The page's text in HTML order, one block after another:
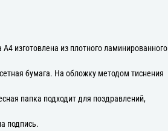
изготовлена из плотного ламинированного
бумага. На обложку методом тиснения
папка подходит для поздравлений,
подпись.